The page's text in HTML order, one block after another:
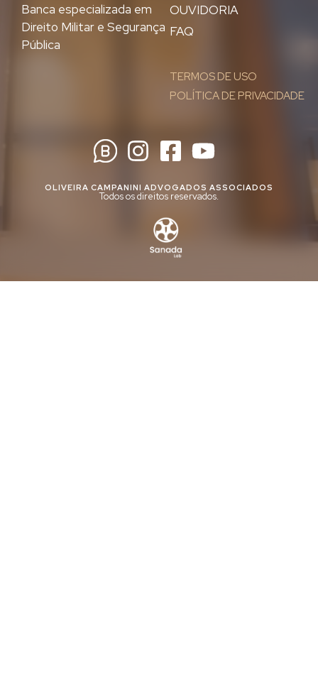
OUVIDORIA
FAQ
TERMOS DE USO
POLÍTICA DE PRIVACIDADE
Banca especializada em
Direito Militar e Segurança
Pública
OLIVEIRA CAMPANINI ADVOGADOS ASSOCIADOS
Todos os direitos reservados.